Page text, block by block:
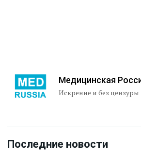
Медицинская
Искренне и без цензуры
Последние новости